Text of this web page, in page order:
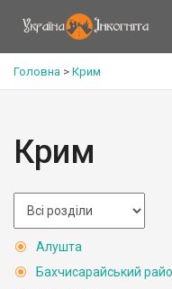
Головна > Крим
Крим
Алушта
Бахчисарайський